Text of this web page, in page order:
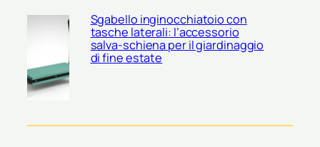
Sgabello inginocchiatoio con
tasche laterali: l’accessorio
salva-schiena per il giardinaggio
di fine estate